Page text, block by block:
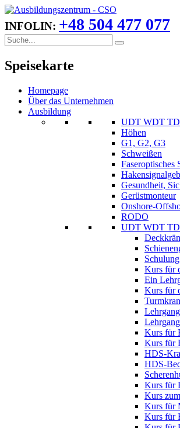
INFOLIN: +48 504 477 077
Speisekarte
Homepage
Über das Unternehmen
Ausbildung
UDT WDT
Höhen
G1, G2, G3
Schweißen
Faseroptisches
Gesundheit,
Gerüstmonteur
Onshore-
RODO
UDT WDT
Kurs für
Ein
Kurs für
Kurs für
Kurs für
HDS-
HDS-
Kurs für
Kurs
Kurs für
Kurs für